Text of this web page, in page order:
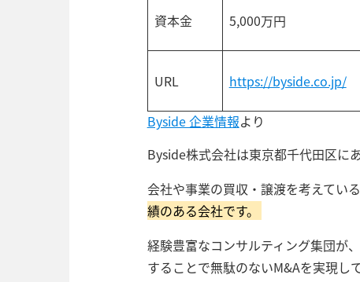
資本金 5,000万円
URL https://byside.co.jp/
Byside 企業情報より
Byside株式会社は東京都千代田区に
会社や事業の買収・譲渡を考えている
績のある会社です。
経験豊富なコンサルティング集団が
することで無駄のないM&Aを実現して